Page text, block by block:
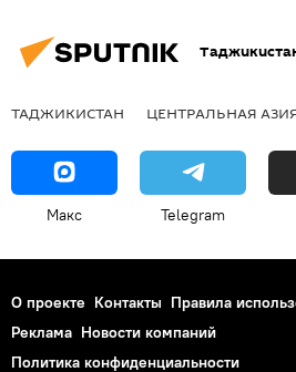
ТАДЖИКИСТАН ЦЕНТРАЛЬНАЯ
Макс Telegram
О проекте Контакты Правила
Реклама Новости компаний
Политика конфиденциальности